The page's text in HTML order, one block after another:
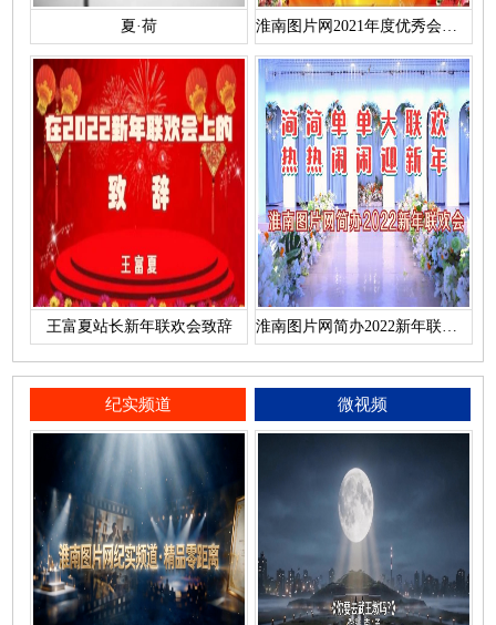
夏·荷 淮南图片网2021年度优秀会员名单
王富夏站长新年联欢会致辞 淮南图片网简办2022新年联欢会
纪实频道 微视频